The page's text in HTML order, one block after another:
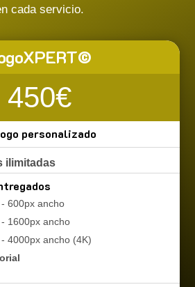
cada servicio.
450€
personalizado
ilimitadas
600px ancho
1600px ancho
4000px ancho (4K)